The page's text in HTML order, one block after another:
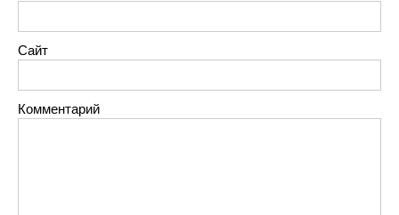
Сайт
Комментарий